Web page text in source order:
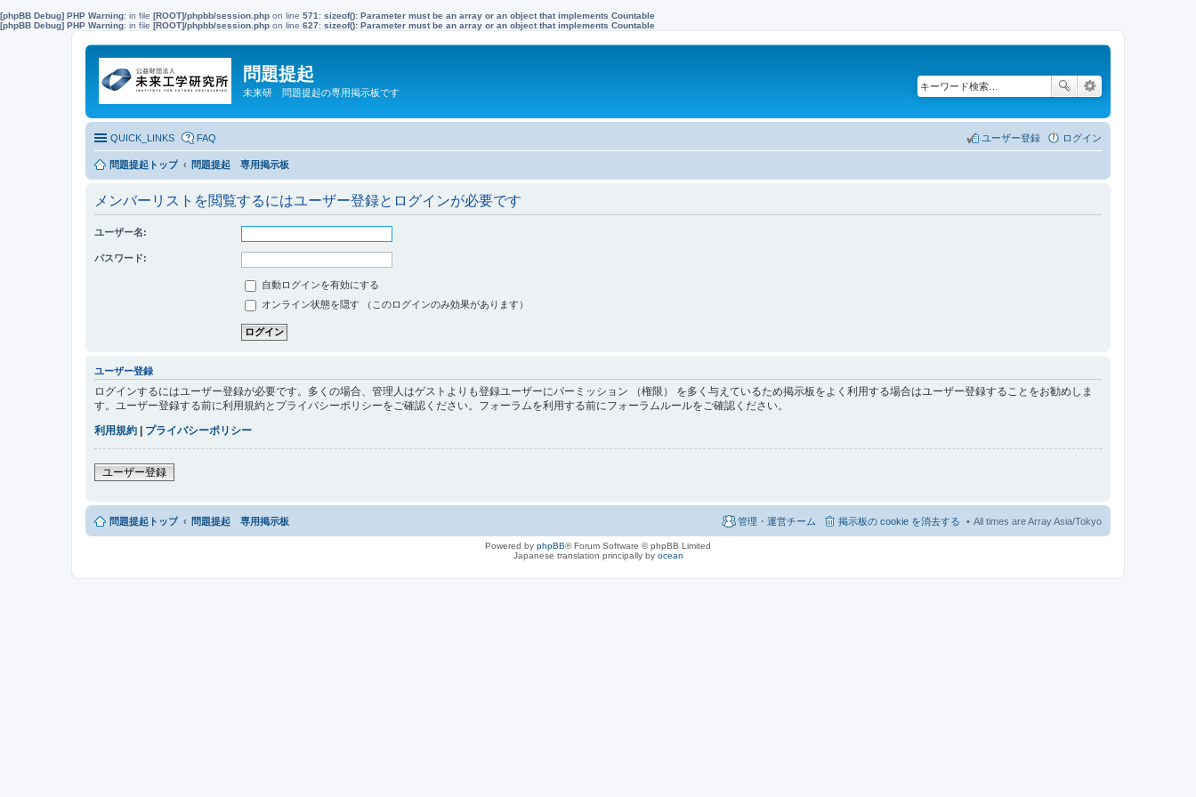
[phpBB Debug] PHP Warning: in file [ROOT]/phpbb/session.php on line 571 : sizeof(): Parameter must be an array or an object that implements Countable
[phpBB Debug] PHP Warning: in file [ROOT]/phpbb/session.php on line 627: sizeof(): Parameter must be an array or an object that implements Countable
問題提起
未来研 問題提起の専用掲示板です
QUICK_LINKS FAQ ログイン
ユーザー登録
問題提起トップ 問題提起 専用掲示板
メンバーリストを閲覧するにはユーザー登録とログインが必要です
ユーザー名:
パスワード:
自動ログインを有効にする
オンライン状態を隠す （このログインのみ効果があります）
ユーザー登録
ログインするにはユーザー登録が必要です。多くの場合、管理人はゲストよりも登録ユーザーにパーミッション （権限） を多く与えているため掲示板をよく利用する場合はユーザー登録することをお勧めしま
す。ユーザー登録する前に利用規約とプライバシーポリシーをご確認ください。フォーラムを利用する前にフォーラムルールをご確認ください。
利用規約
プライバシーポリシー
ユーザー登録
問題提起トップ 問題提起 専用掲示板 All times are Array Asia/Tokyo
掲示板の cookie を消去する
管理・運営チーム
Powered by phpBB® Forum Software © phpBB Limited
Japanese translation principally by ocean